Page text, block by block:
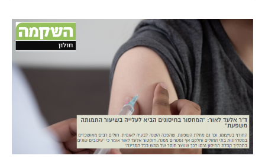
ל”השקמה
חולון”:
“למחסור
בחיסונים
יש
מחיר
והוא